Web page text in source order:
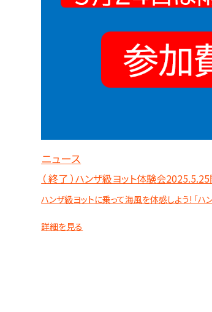
ニュース
（ 終了 ）ハンザ級ヨット体験会
ハンザ級ヨットに乗って海風を体感しよう! 「ハ
詳細を見る